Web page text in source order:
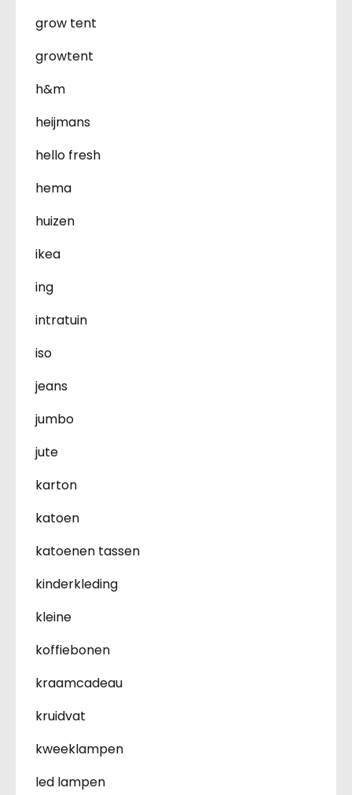
grow tent
growtent
h&m
heijmans
hello fresh
hema
huizen
ikea
ing
intratuin
iso
jeans
jumbo
jute
karton
katoen
katoenen tassen
kinderkleding
kleine
koffiebonen
kraamcadeau
kruidvat
kweeklampen
led lampen